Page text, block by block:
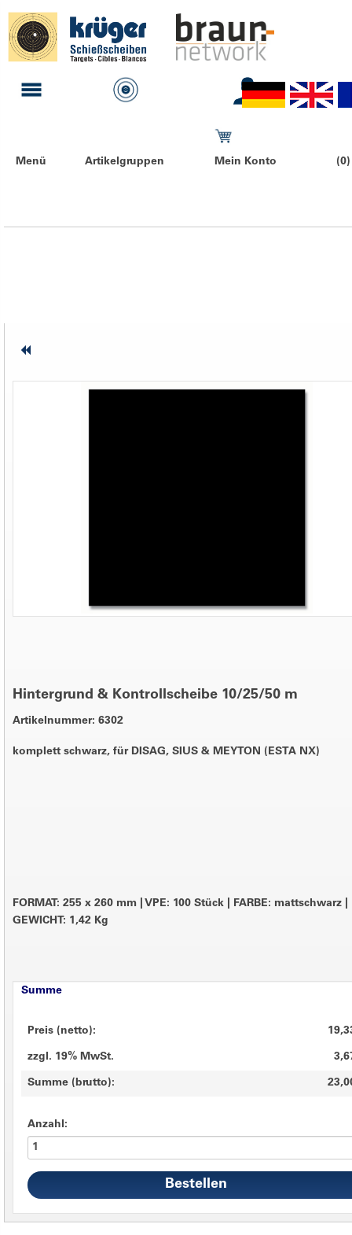
Menü Artikelgruppen Mein Konto
Hintergrund & Kontrollscheibe 10/25/50 m
Artikelnummer: 6302
komplett schwarz, für DISAG, SIUS & MEYTON (ESTA NX)
FORMAT: 255 x 260 mm VPE: 100 Stück FARBE: mattschwarz
GEWICHT: 1,42 Kg
Summe
Preis (netto):
zzgl. 19% MwSt.
Summe (brutto):
Anzahl: